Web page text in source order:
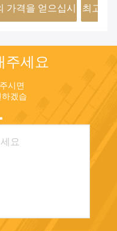
가격을 얻으십시 최고의
주세요
시면
겠습